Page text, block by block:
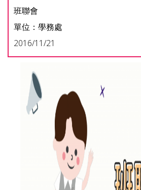
班聯會
單位：學務處
2016/11/21